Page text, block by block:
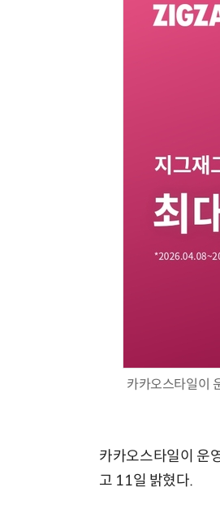
카카오스타일이
카카오스타일이 운
고 11일 밝혔다.